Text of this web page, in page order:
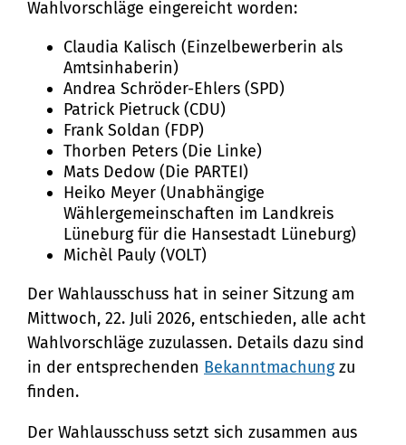
Am Ochsenmarkt 1
21335 Lüneburg
Wahlvorschläge eingereicht worden:
Claudia Kalisch (Einzelbewerberin als
Amtsinhaberin)
Andrea Schröder-Ehlers (SPD)
Patrick Pietruck (CDU)
Frank Soldan (FDP)
Thorben Peters (Die Linke)
Mats Dedow (Die PARTEI)
Heiko Meyer (Unabhängige
Wählergemeinschaften im Landkreis
Lüneburg für die Hansestadt Lüneburg)
Michèl Pauly (VOLT)
Der Wahlausschuss hat in seiner Sitzung am
Mittwoch, 22. Juli 2026, entschieden, alle acht
Wahlvorschläge zuzulassen. Details dazu sind
in der entsprechenden Bekanntmachungzu
finden.
Der Wahlausschuss setzt sich zusammen aus